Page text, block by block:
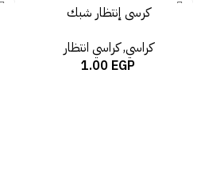
كرسى إنتظار شبك
كراسي,كراسي انتظار
1.00 EGP